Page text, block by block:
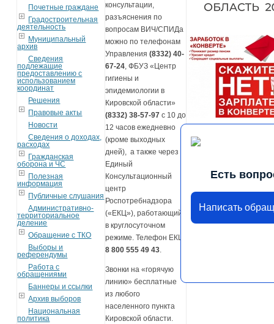
Почетные граждане
Градостроительная
деятельность
Муниципальный
архив
Сведения
подлежащие
предоставлению с
использованием
координат
Решения
Правовые акты
Новости
Сведения о доходах,
расходах
Гражданская
оборона и ЧС
Полезная
информация
Публичные слушания
Административно-
территориальное
деление
Обращение с ТКО
Выборы и
референдумы
Работа с
обращениями
Баннеры и ссылки
Архив выборов
Национальная
политика
консультации,
разъяснения по
вопросам ВИЧ/СПИДа
можно по телефонам
Управления(8332) 40-
67-24, ФБУЗ «Центр
гигиены и
эпидемиологии в
Кировской области»
(8332) 38-57-97 с 10 до
12 часов ежедневно
(кроме выходных
дней), а также через
Единый
Консультационный
центр
Роспотребнадзора
(«ЕКЦ»), работающий
в круглосуточном
режиме. Телефон ЕКЦ
8 800 555 49 43.
Звонки на «горячую
линию» бесплатные
из любого
населенного пункта
Кировской области.
Есть
Написать